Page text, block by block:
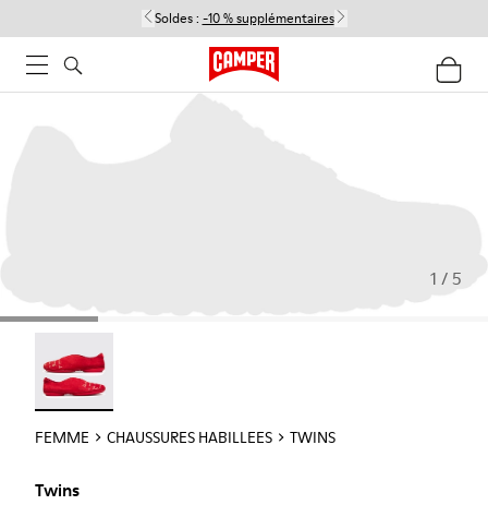
Soldes : -10 % supplémentaires
1 / 5
FEMME CHAUSSURES HABILLEES TWINS
Twins